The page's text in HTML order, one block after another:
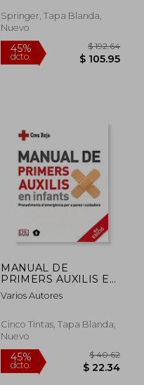
Jennifer H.
Springer, Tapa Blanda,
Nuevo
45%
dcto.
MANUAL DE
PRIMERS AUXILIS EN
INFANTS
Varios Autores
Cinco Tintas, Tapa Blanda,
Nuevo